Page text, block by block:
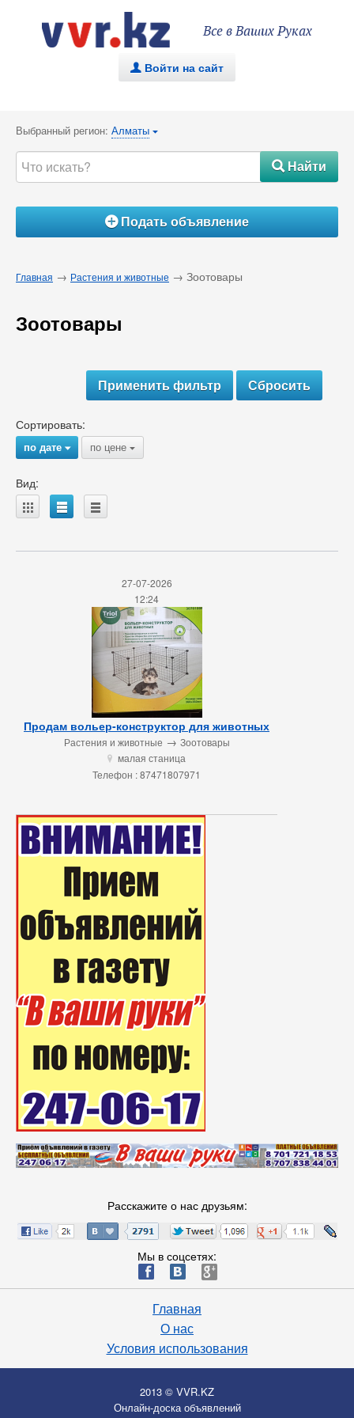
Все в Ваших Руках
. Войти на сайт
Выбранный регион: Алматы {
#Найти
ÁПодать объявление
Главная → Растения и животные → Зоотовары
Зоотовары
Сортировать:
по дате{ по цене {
Вид:
A B C
27-07-2026
12:24
Продам вольер-конструктор для животных
Растения и животные → Зоотовары
u малая станица
Телефон : 87471807971
Расскажите о нас друзьям:
Мы в соцсетях:
ä æ è
Главная
О нас
Условия использования
2013 © VVR.KZ
Онлайн-доска объявлений